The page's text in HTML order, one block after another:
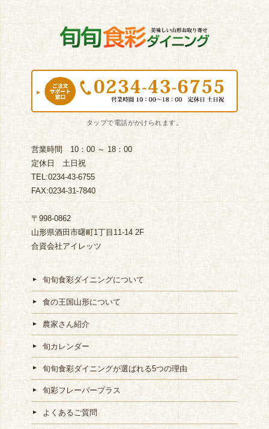
営業時間 10：00 ～ 18：00
定休日 土日祝
TEL:0234-43-6755
FAX:0234-31-7840
〒998-0862
山形県酒田市曙町1丁目11-14 2F
合資会社アイレッツ
旬旬食彩ダイニングについて
食の王国山形について
農家さん紹介
旬カレンダー
旬旬食彩ダイニングが選ばれる5つの理由
旬彩フレーバープラス
よくあるご質問